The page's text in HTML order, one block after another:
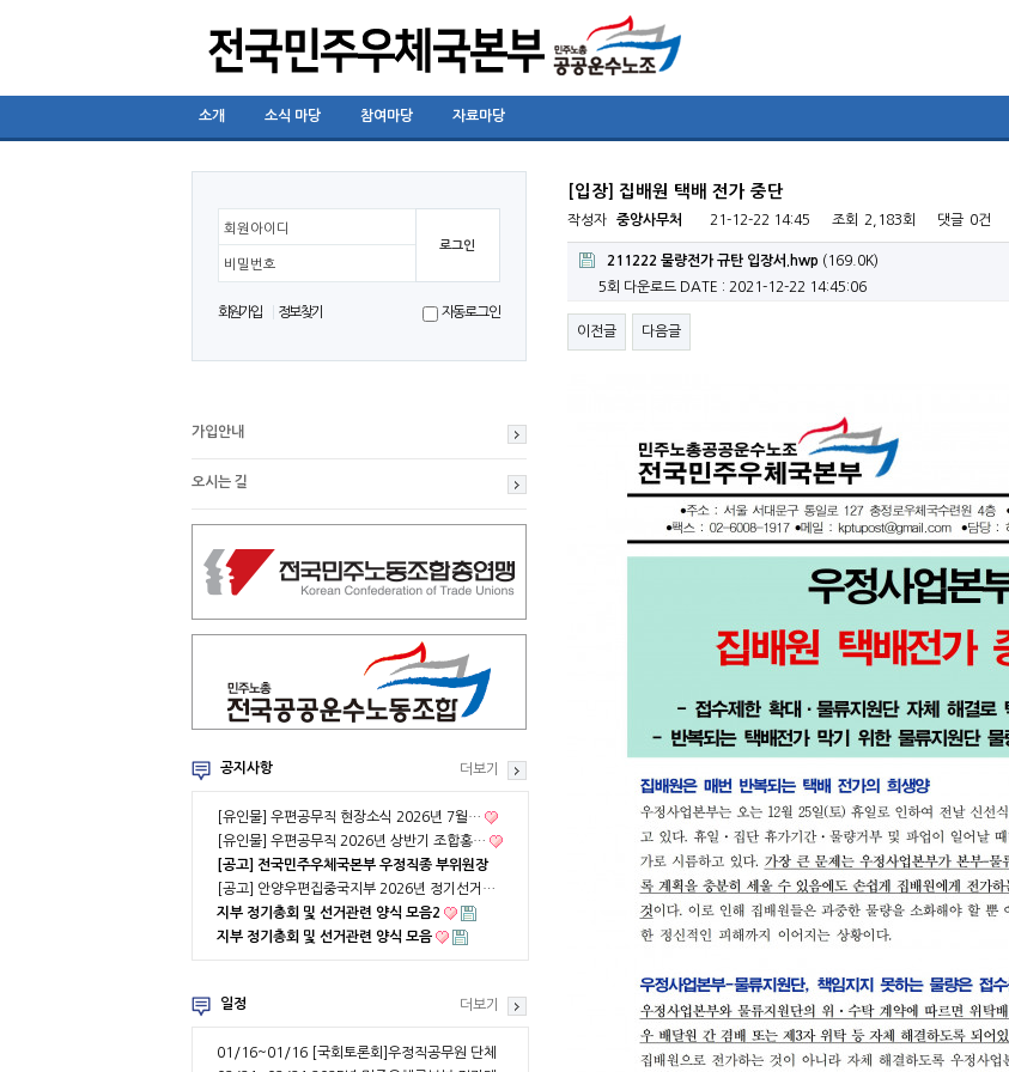
소개 소식 마당 참여마당 자료마당
회원아이디
비밀번호
회원가입 정보찾기 자동로그인
가입안내
오시는 길
공지사항
[유인물] 우편공무직 현장소식 2026년 7월…
[유인물] 우편공무직 2026년 상반기 조합홍…
[공고] 전국민주우체국본부 우정직종 부위원장
…[공고] 안양우편집중국지부 2026년 정기선거…
지부 정기총회 및 선거관련 양식 모음2
지부 정기총회 및 선거관련 양식 모음
더보기
일정
01/16~01/16[국회토론회]우정직공무원 단체
더보기
[입장] 집배원 택배 전가 중단
작성자 중앙사무처 21-12-22 14:45 조회 2,183회 댓글 0건
211222 물량전가 규탄 입장서.hwp (169.0K)
5회 다운로드 DATE : 2021-12-22 14:45:06
이전글 다음글